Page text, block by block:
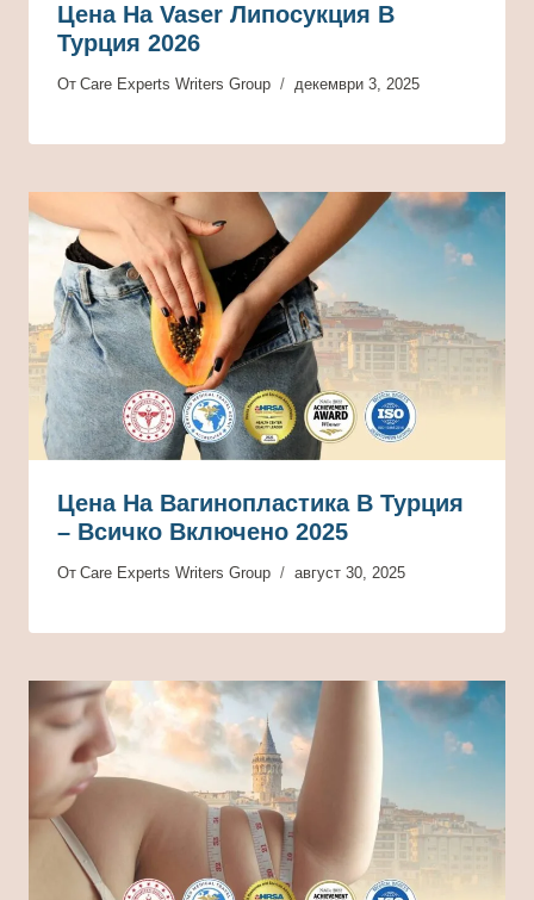
Цена На Vaser Липосукция В
Турция 2026
От Care Experts Writers Group декември 3, 2025
Цена На Вагинопластика В Турция
– Всичко Включено 2025
От Care Experts Writers Group август 30, 2025